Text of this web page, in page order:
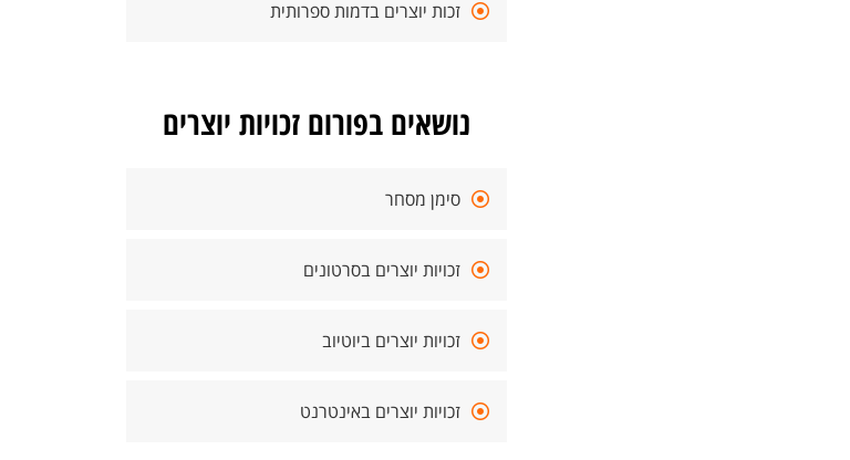
זכות יוצרים בדמות ספרותית
נושאים בפורום זכויות יוצרים
סימן מסחר
זכויות יוצרים בסרטונים
זכויות יוצרים ביוטיוב
זכויות יוצרים באינטרנט